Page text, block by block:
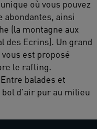
où vous pouvez
abondantes, ainsi
(la montagne aux
des Ecrins). Un grand
est proposé
le rafting.
balades et
bol d'air pur au milieu